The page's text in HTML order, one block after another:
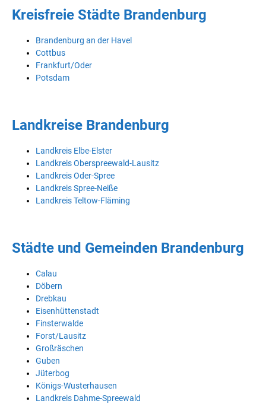
Kreisfreie Städte Brandenburg
Brandenburg an der Havel
Cottbus
Frankfurt/Oder
Potsdam
Landkreise Brandenburg
Landkreis Elbe-Elster
Landkreis Oberspreewald-Lausitz
Landkreis Oder-Spree
Landkreis Spree-Neiße
Landkreis Teltow-Fläming
Städte und Gemeinden Brandenburg
Calau
Döbern
Drebkau
Eisenhüttenstadt
Finsterwalde
Forst/Lausitz
Großräschen
Guben
Jüterbog
Königs-Wusterhausen
Landkreis Dahme-Spreewald